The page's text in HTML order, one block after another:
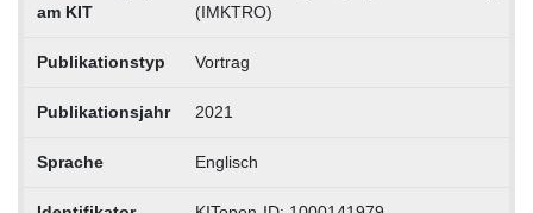
am KIT
(IMKTRO)
Publikationstyp Vortrag
Publikationsjahr 2021
Sprache Englisch